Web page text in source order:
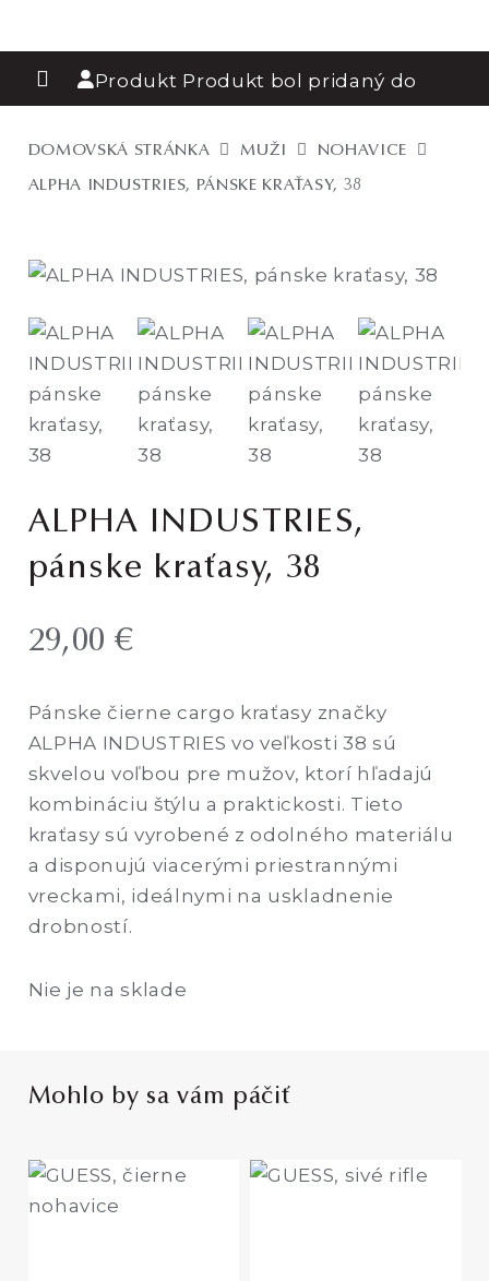
Produkt Produkt bol pridaný do
DOMOVSKÁ STRÁNKA MUŽI NOHAVICE
ALPHA INDUSTRIES, PÁNSKE KRAŤASY, 38
ALPHA INDUSTRIES,
pánske kraťasy, 38
29,00€
Pánske čierne cargo kraťasy značky
ALPHA INDUSTRIES vo veľkosti 38 sú
skvelou voľbou pre mužov, ktorí hľadajú
kombináciu štýlu a praktickosti. Tieto
kraťasy sú vyrobené z odolného materiálu
a disponujú viacerými priestrannými
vreckami, ideálnymi na uskladnenie
drobností.
Nie je na sklade
Mohlo by sa vám páčiť